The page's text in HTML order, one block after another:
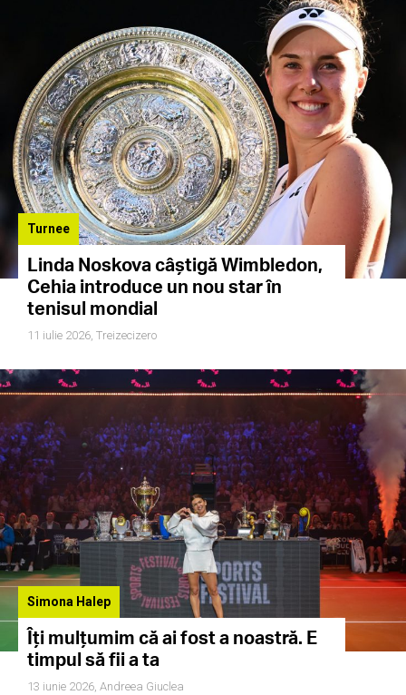
Turnee
Linda Noskova câștigă Wimbledon,
Cehia introduce un nou star în
tenisul mondial
11 iulie 2026, Treizecizero
Simona Halep
Îți mulțumim că ai fost a noastră. E
timpul să fii a ta
13 iunie 2026, Andreea Giuclea